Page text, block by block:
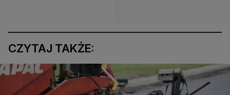
CZYTAJ TAKŻE: